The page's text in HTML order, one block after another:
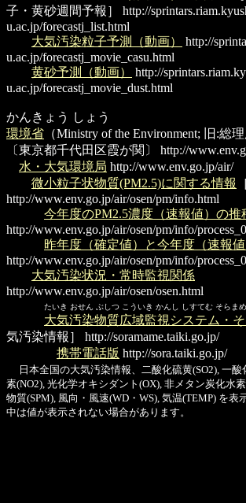
子・黄砂週間予報］
http://
u.ac.jp/forecastj_list.html
大気汚染粒子予測（動画）
http://
u.ac.jp/forecastj_movie_casu.html
黄砂予測（動画）
http://
u.ac.jp/forecastj_movie_dust.html
かんきょう しょう
環境省 （Ministry of the Environment; 旧:総
〔東京都千代田区霞が関〕
http://
水・大気環境局 http://www.env.go.jp/air/
微小粒子状物質(PM2.5)に関する情報
http://www.env.go.jp/air/osen/pm/info.html
今年度のPM2.5濃度（速報値）の推
http://www.env.go.jp/air/osen/pm/info/
昨年度（確定値）と今年度（速報
http://www.env.go.jp/air/osen/pm/info/
大気汚染状況・常時監視関係
http://www.env.go.jp/air/osen/osen.html
たいき おせん ぶしつ こういき かんし しすてむ そらま
大気汚染物質広域監視システム・
気汚染情報］
http://soramame.taiki.go.jp/
携帯電話版 http://sora.taiki.go.jp/
日本全国の大気汚染情報、二酸化硫黄(SO2), 一
素(NO2), 光化学オキシダント(OX), 非メタン炭化水
物質(SPM), 風向・風速(WD・WS), 気温(TEMP) を表
中は値が表示されない場合があります。